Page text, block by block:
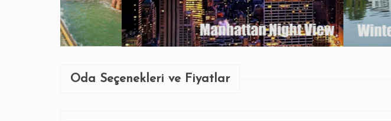
Oda Seçenekleri ve Fiyatlar